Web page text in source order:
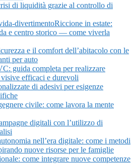
di liquidità grazie al controllo di
Riccione in estate:
e centro storico — come viverla
e il comfort dell’abitacolo con le
per auto
guida completa per realizzare
efficaci e durevoli
di adesivi per esigenze
civile: come lavora la mente
digitali con l’utilizzo di
nell’era digitale: come i metodi
nuove risorse per le famiglie
come integrare nuove competenze